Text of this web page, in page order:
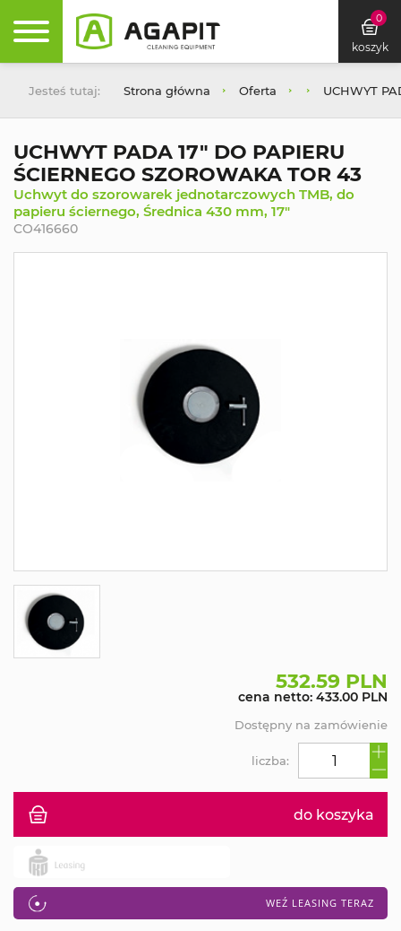
0
koszyk
Jesteś tutaj: Strona główna Oferta UCHWYT
UCHWYT PADA 17" DO PAPIERU
ŚCIERNEGO SZOROWAKA TOR 43
Uchwyt do szorowarek jednotarczowych TMB, do
papieru ściernego, Średnica 430 mm, 17"
CO416660
532.59 PLN
cena netto: 433.00 PLN
do koszyka
WEŹ LEASING TERAZ
liczba:
Dostępny na zamówienie